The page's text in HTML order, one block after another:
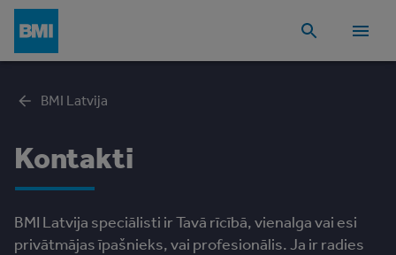
BMI Latvija
Kontakti
BMI Latvija speciālisti ir Tavā rīcībā, vienalga vai esi
privātmājas īpašnieks, vai profesionālis. Ja ir radies